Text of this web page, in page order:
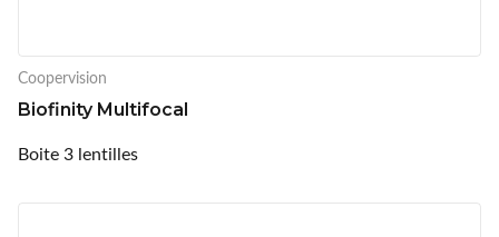
Coopervision
Biofinity Multifocal
Boite 3 lentilles